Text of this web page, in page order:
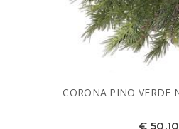
CORONA PINO VERDE
€ 50,10